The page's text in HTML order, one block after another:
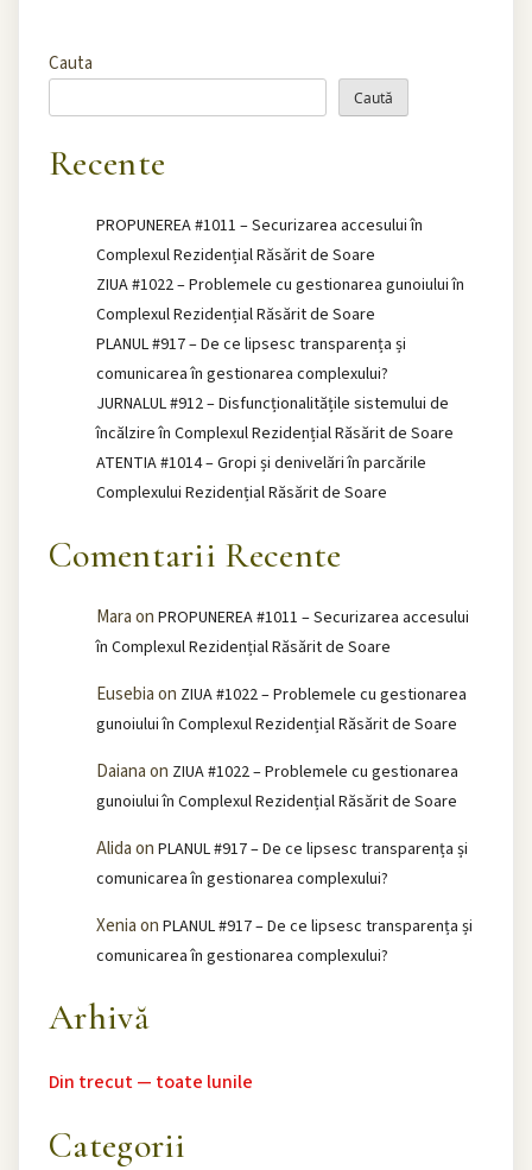
Cauta
Caută
Recente
PROPUNEREA #1011 – Securizarea accesului în
Complexul Rezidențial Răsărit de Soare
ZIUA #1022 – Problemele cu gestionarea gunoiului în
Complexul Rezidențial Răsărit de Soare
PLANUL #917 – De ce lipsesc transparența și
comunicarea în gestionarea complexului?
JURNALUL #912 – Disfuncționalitățile sistemului de
încălzire în Complexul Rezidențial Răsărit de Soare
ATENTIA #1014 – Gropi și denivelări în parcările
Complexului Rezidențial Răsărit de Soare
Comentarii Recente
Maraon PROPUNEREA #1011 – Securizarea accesului
în Complexul Rezidențial Răsărit de Soare
Eusebiaon ZIUA #1022 – Problemele cu gestionarea
gunoiului în Complexul Rezidențial Răsărit de Soare
Daianaon ZIUA #1022 – Problemele cu gestionarea
gunoiului în Complexul Rezidențial Răsărit de Soare
Alidaon PLANUL #917 – De ce lipsesc transparența și
comunicarea în gestionarea complexului?
Xeniaon PLANUL #917 – De ce lipsesc transparența și
comunicarea în gestionarea complexului?
Arhivă
Din trecut — toate lunile
Categorii